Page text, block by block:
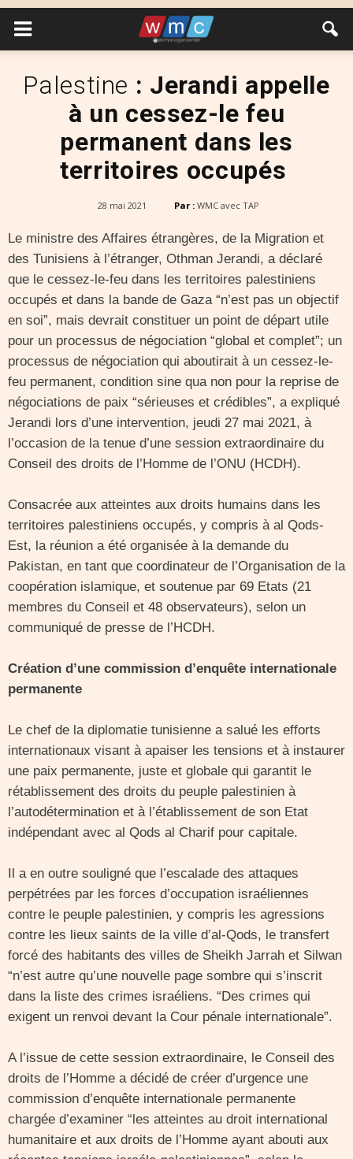
Palestine : Jerandi appelle
à un cessez-le feu
permanent dans les
territoires occupés
28 mai 2021 Par : WMC avec TAP
Le ministre des Affaires étrangères, de la Migration et
des Tunisiens à l’étranger, Othman Jerandi, a déclaré
que le cessez-le-feu dans les territoires palestiniens
occupés et dans la bande de Gaza “n’est pas un objectif
en soi”, mais devrait constituer un point de départ utile
pour un processus de négociation “global et complet”; un
processus de négociation qui aboutirait à un cessez-le-
feu permanent, condition sine qua non pour la reprise de
négociations de paix “sérieuses et crédibles”, a expliqué
Jerandi lors d’une intervention, jeudi 27 mai 2021, à
l’occasion de la tenue d’une session extraordinaire du
Conseil des droits de l’Homme de l’ONU (HCDH).
Consacrée aux atteintes aux droits humains dans les
territoires palestiniens occupés, y compris à al Qods-
Est, la réunion a été organisée à la demande du
Pakistan, en tant que coordinateur de l’Organisation de la
coopération islamique, et soutenue par 69 Etats (21
membres du Conseil et 48 observateurs), selon un
communiqué de presse de l’HCDH.
Création d’une commission d’enquête internationale
permanente
Le chef de la diplomatie tunisienne a salué les efforts
internationaux visant à apaiser les tensions et à instaurer
une paix permanente, juste et globale qui garantit le
rétablissement des droits du peuple palestinien à
l’autodétermination et à l’établissement de son Etat
indépendant avec al Qods al Charif pour capitale.
Il a en outre souligné que l’escalade des attaques
perpétrées par les forces d’occupation israéliennes
contre le peuple palestinien, y compris les agressions
contre les lieux saints de la ville d’al-Qods, le transfert
forcé des habitants des villes de Sheikh Jarrah et Silwan
“n’est autre qu’une nouvelle page sombre qui s’inscrit
dans la liste des crimes israéliens. “Des crimes qui
exigent un renvoi devant la Cour pénale internationale”.
A l’issue de cette session extraordinaire, le Conseil des
droits de l’Homme a décidé de créer d’urgence une
commission d’enquête internationale permanente
chargée d’examiner “les atteintes au droit international
humanitaire et aux droits de l’Homme ayant abouti aux